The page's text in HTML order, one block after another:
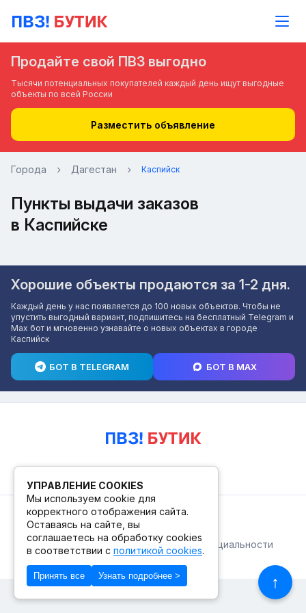
Продайте свой ПВЗ выгодно
Тысячи потенциальных покупателей каждый день ищут выгодные
объекты по всей России
Разместить объявление
Города Дагестан Каспийск
Пункты выдачи заказов
в Каспийске
Хорошие объекты продаются за 1-2 дня.
Каждый день у нас появляется до 100 новых объектов. Чтобы не
упустить выгодный вариант, подпишитесь на бесплатный Telegram и
Max бот и мгновенно узнавайте о новых объектах в городе
Каспийск
БОТ В TELEGRAM БОТ В MAX
↑
© 2026. ПВЗ! БУТИК.
Публичная офертаПолитика конфиденциальности
© Сделано в Фидживеб
УПРАВЛЕНИЕ COOKIES
Мы используем cookie для
корректного отображения сайта.
Оставаясь на сайте, вы
соглашаетесь на обработку cookies
в соответствии с политикой cookies.
Принять все Узнать подробнее >